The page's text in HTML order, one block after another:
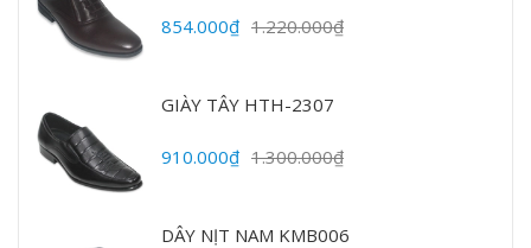
854.000₫ 1.220.000₫
GIÀY TÂY HTH-2307
910.000₫ 1.300.000₫
DÂY NỊT NAM KMB006